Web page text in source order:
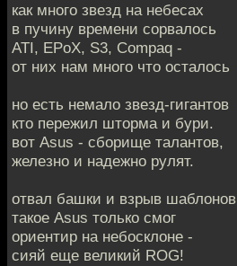
как много звезд на небесах
в пучину времени сорвалось
ATI, EPoX, S3, Compaq -
от них нам много что осталось
но есть немало звезд-гигантов
кто пережил шторма и бури.
вот Asus - сборище талантов,
железно и надежно рулят.
отвал башки и взрыв шаблонов
такое Asus только смог
ориентир на небосклоне -
сияй еще великий ROG!